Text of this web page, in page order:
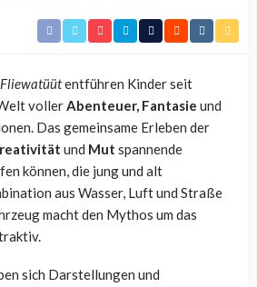
Fliewatüütentführen Kinder seit
vollerAbenteuer, Fantasie und
Das gemeinsame Erleben der
und Mut spannende
können, die jung und alt
aus Wasser, Luft und Straße
macht den Mythos um das
sich Darstellungen und